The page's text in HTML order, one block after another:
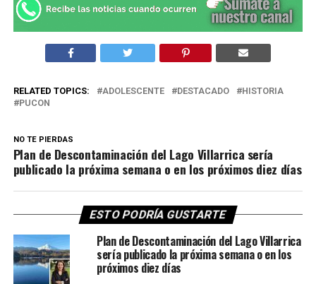
RELATED TOPICS: ADOLESCENTE DESTACADO
HISTORIA
PUCON
NO TE PIERDAS
Plan de Descontaminación del Lago Villarrica sería
publicado la próxima semana o en los próximos diez días
ESTO PODRÍA GUSTARTE
Plan de Descontaminación del Lago Villarrica
sería publicado la próxima semana o en los
próximos diez días